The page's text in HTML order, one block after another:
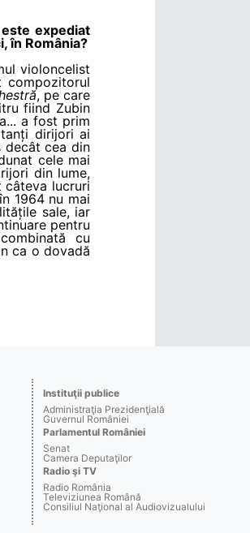
expediat
în România?
violoncelist
compozitorul
, pe care
fiind Zubin
a fost prim
dirijori ai
decât cea din
cele mai
din lume,
câteva lucruri
1964 nu mai
sale, iar
pentru
cu
ca o dovadă
Instituţii publice
Administraţia Prezidenţială
Guvernul României
Parlamentul României
Senat
Camera Deputaţilor
Radio şi TV
Radio România
Televiziunea Română
Consiliul Naţional al Audiovizualului